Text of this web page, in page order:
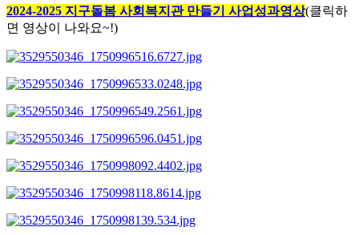
2024-2025 지구돌봄 사회복지관 만들기 사업성과영상(클릭하
면 영상이 나와요~!)